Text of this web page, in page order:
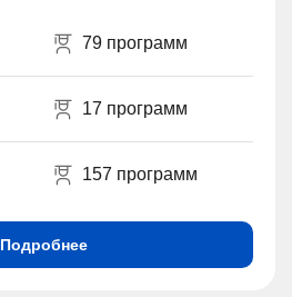
79 программ
17 программ
157 программ
Подробнее